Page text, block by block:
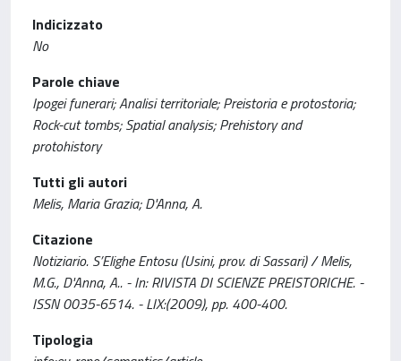
Indicizzato
No
Parole chiave
Ipogei funerari; Analisi territoriale; Preistoria e protostoria;
Rock-cut tombs; Spatial analysis; Prehistory and
protohistory
Tutti gli autori
Melis, Maria Grazia; D'Anna, A.
Citazione
Notiziario. S’Elighe Entosu (Usini, prov. di Sassari) / Melis,
M.G., D'Anna, A.. - In: RIVISTA DI SCIENZE PREISTORICHE. -
ISSN 0035-6514. - LIX:(2009), pp. 400-400.
Tipologia